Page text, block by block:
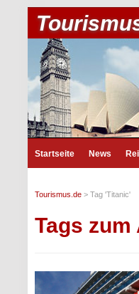
Startseite News
Tourismus.de > Tag 'Titanic'
Tags